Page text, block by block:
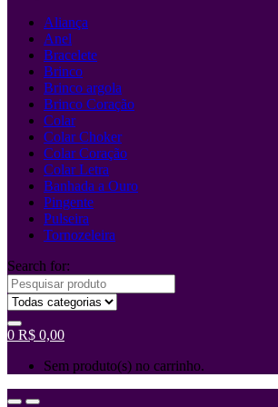
Aliança
Anel
Bracelete
Brinco
Brinco argola
Brinco Coração
Colar
Colar Choker
Colar Coração
Colar Letra
Banhada a Ouro
Pingente
Pulseira
Tornozeleira
Search for:
0 R$ 0,00
Sem produto(s) no carrinho.